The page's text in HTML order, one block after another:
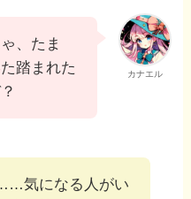
カナエル
、たま
踏まれた
気になる人がい